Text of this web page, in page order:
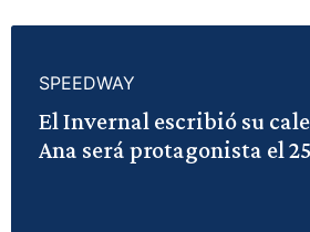
SPEEDWAY
El Invernal escribió su
Ana será protagonista el